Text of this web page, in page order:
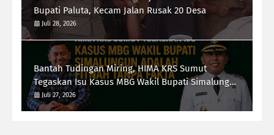
Bupati Paluta, Kecam Jalan Rusak 20 Desa
Juli 28, 2026
Bantah Tudingan Miring, HIMA KRS Sumut
Tegaskan Isu Kasus MBG Wakil Bupati Simalungun
Adalah Fitnah Tanpa Fakta
Juli 27, 2026